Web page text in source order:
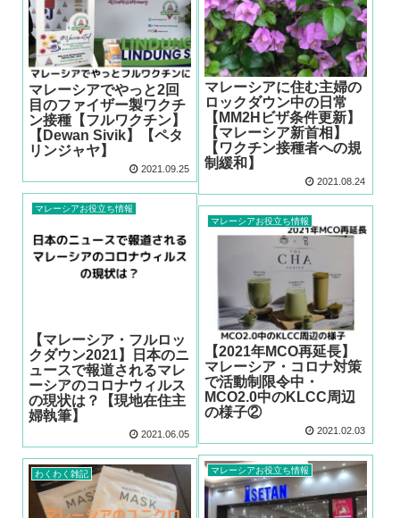
マレーシアでやっと2回
目のファイザー製ワクチ
ン接種【フルワクチン】
【Dewan Sivik】【ペタ
リンジャヤ】
2021.09.25
マレーシアに住む主婦の
ロックダウン中の日常
【MM2Hビザ条件更新】
【マレーシア新首相】
【ワクチン接種者への規
制緩和】
2021.08.24
マレーシアお役立ち情報
【マレーシア・フルロッ
クダウン2021】日本のニ
ュースで報道されるマレ
ーシアのコロナウィルス
の現状は？【現地在住主
婦執筆】
2021.06.05
マレーシアお役立ち情報
【2021年MCO再延長】
マレーシア・コロナ対策
で活動制限令中・
MCO2.0中のKLCC周辺
の様子②
2021.02.03
マレーシアお役立ち情報
わくわく雑記